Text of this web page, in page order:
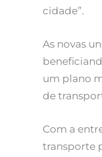
cidade”.
As novas
um plano
de
Com a
transporte